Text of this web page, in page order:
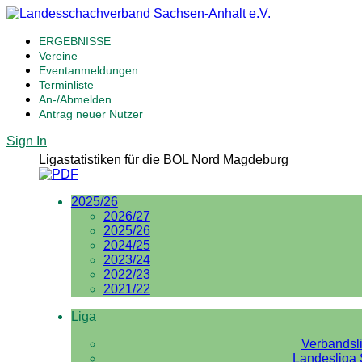
ERGEBNISSE
Vereine
Eventanmeldungen
Terminliste
An-/Abmelden
Antrag neuer Nutzer
Sign In
Ligastatistiken für die BOL Nord Magdeburg
2025/26
2026/27
2025/26
2024/25
2023/24
2022/23
2021/22
Liga
Landesliga